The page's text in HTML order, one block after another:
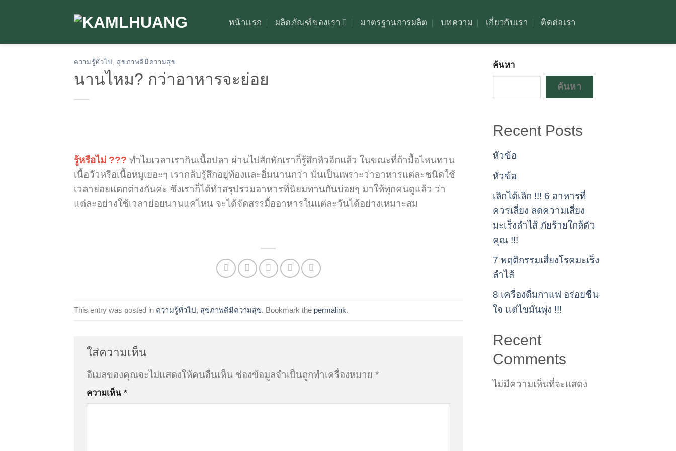
หน้าเเรก ผลิตภัณฑ์ของเรา มาตรฐานการผลิต บทความ เกี่ยวกับเรา ติดต่อเรา
ความรู้ทั่วไป , สุขภาพดีมีความสุข
นานไหม? กว่าอาหารจะย่อย
รู้หรือไม่ ??? ทำไมเวลาเรากินเนื้อปลา ผ่านไปสักพักเราก็รู้สึกหิวอีกแล้ว ในขณะที่ถ้ามื้อไหนทาน
เนื้อวัวหรือเนื้อหมูเยอะๆ เรากลับรู้สึกอยู่ท้องและอิ่มนานกว่า นั่นเป็นเพราะว่าอาหารแต่ละชนิดใช้
เวลาย่อยแตกต่างกันค่ะ ซึ่งเราก็ได้ทำสรุปรวมอาหารที่นิยมทานกันบ่อยๆ มาให้ทุกคนดูแล้ว ว่า
แต่ละอย่างใช้เวลาย่อยนานแค่ไหน จะได้จัดสรรมื้ออาหารในแต่ละวันได้อย่างเหมาะสม
This entry was posted in ความรู้ทั่วไป, สุขภาพดีมีความสุข. Bookmark the permalink.
ใส่ความเห็น
อีเมลของคุณจะไม่แสดงให้คนอื่นเห็น ช่องข้อมูลจำเป็นถูกทำเครื่องหมาย *
ความเห็น *
ค้นหา
ค้นหา
Recent Posts
หัวข้อ
หัวข้อ
เลิกได้เลิก !!! 6 อาหารที่
ควรเลี่ยง ลดความเสี่ยง
มะเร็งลำไส้ ภัยร้ายใกล้ตัว
คุณ !!!
7 พฤติกรรมเสี่ยงโรคมะเร็ง
ลำไส้
8 เครื่องดื่มกาแฟ อร่อยชื่น
ใจ เเต่ไขมันพุ่ง !!!
Recent
Comments
ไม่มีความเห็นที่จะแสดง